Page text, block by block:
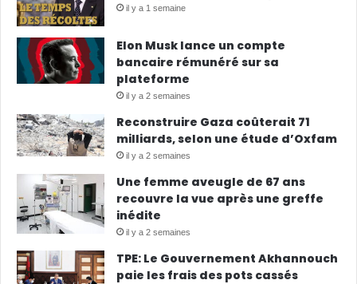
il y a 1 semaine
Elon Musk lance un compte
bancaire rémunéré sur sa
plateforme
il y a 2 semaines
Reconstruire Gaza coûterait 71
milliards, selon une étude d’Oxfam
il y a 2 semaines
Une femme aveugle de 67 ans
recouvre la vue après une greffe
inédite
il y a 2 semaines
TPE: Le Gouvernement Akhannouch
paie les frais des pots cassés